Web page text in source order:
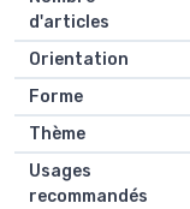
d'articles
Orientation
Forme
Thème
Usages
recommandés